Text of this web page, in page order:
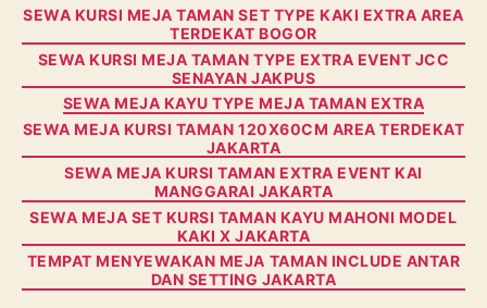
SEWA KURSI MEJA TAMAN SET TYPE KAKI EXTRA AREA
TERDEKAT BOGOR
SEWA KURSI MEJA TAMAN TYPE EXTRA EVENT JCC
SENAYAN JAKPUS
SEWA MEJA KAYU TYPE MEJA TAMAN EXTRA
SEWA MEJA KURSI TAMAN 120X60CM AREA TERDEKAT
JAKARTA
SEWA MEJA KURSI TAMAN EXTRA EVENT KAI
MANGGARAI JAKARTA
SEWA MEJA SET KURSI TAMAN KAYU MAHONI MODEL
KAKI X JAKARTA
TEMPAT MENYEWAKAN MEJA TAMAN INCLUDE ANTAR
DAN SETTING JAKARTA